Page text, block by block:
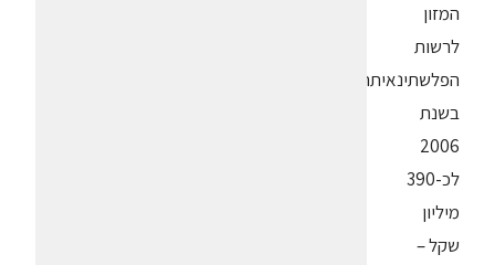
המזון
לרשות
הפלשתינאיתהגיעו
בשנת
2006
לכ-390
מיליון
שקל –